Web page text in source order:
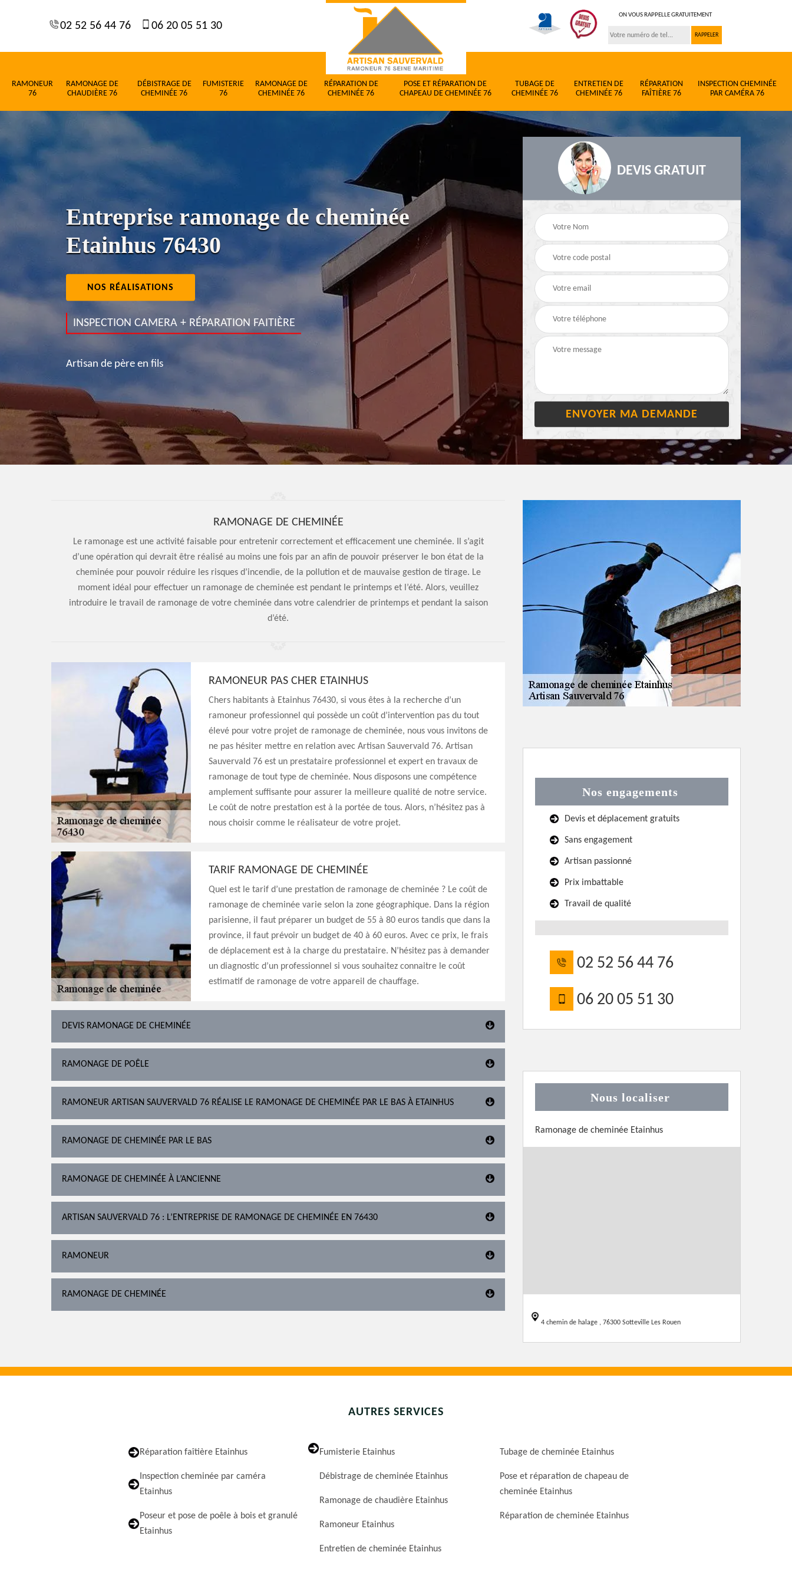
02 52 56 44 76 06 20 05 51 30
ON VOUS RAPPELLE GRATUITEMENT
RAMONEUR
76
RAMONAGE DE
CHAUDIÈRE 76
DÉBISTRAGE DE
CHEMINÉE 76
FUMISTERIE
76
RAMONAGE DE
CHEMINÉE 76
RÉPARATION DE
CHEMINÉE 76
POSE ET RÉPARATION DE
CHAPEAU DE CHEMINÉE 76
TUBAGE DE
CHEMINÉE 76
ENTRETIEN DE
CHEMINÉE 76
RÉPARATION
FAÎTIÈRE 76
INSPECTION CHEMINÉE
PAR CAMÉRA 76
Entreprise ramonage de cheminée
Etainhus 76430
NOS RÉALISATIONS
INSPECTION CAMERA + RÉPARATION FAITIÈRE
Artisan de père en fils
DEVIS GRATUIT
RAMONAGE DE CHEMINÉE
Le ramonage est une activité faisable pour entretenir correctement et efficacement une cheminée. Il s’agit
d’une opération qui devrait être réalisé au moins une fois par an afin de pouvoir préserver le bon état de la
cheminée pour pouvoir réduire les risques d’incendie, de la pollution et de mauvaise gestion de tirage. Le
moment idéal pour effectuer un ramonage de cheminée est pendant le printemps et l’été. Alors, veuillez
introduire le travail de ramonage de votre cheminée dans votre calendrier de printemps et pendant la saison
d’été.
RAMONEUR PAS CHER ETAINHUS
Chers habitants à Etainhus 76430, si vous êtes à la recherche d’un
ramoneur professionnel qui possède un coût d’intervention pas du tout
élevé pour votre projet de ramonage de cheminée, nous vous invitons de
ne pas hésiter mettre en relation avec Artisan Sauvervald 76. Artisan
Sauvervald 76 est un prestataire professionnel et expert en travaux de
ramonage de tout type de cheminée. Nous disposons une compétence
amplement suffisante pour assurer la meilleure qualité de notre service.
Le coût de notre prestation est à la portée de tous. Alors, n’hésitez pas à
nous choisir comme le réalisateur de votre projet.
TARIF RAMONAGE DE CHEMINÉE
Quel est le tarif d’une prestation de ramonage de cheminée ? Le coût de
ramonage de cheminée varie selon la zone géographique. Dans la région
parisienne, il faut préparer un budget de 55 à 80 euros tandis que dans la
province, il faut prévoir un budget de 40 à 60 euros. Avec ce prix, le frais
de déplacement est à la charge du prestataire. N’hésitez pas à demander
un diagnostic d’un professionnel si vous souhaitez connaitre le coût
estimatif de ramonage de votre appareil de chauffage.
DEVIS RAMONAGE DE CHEMINÉE
RAMONAGE DE POÊLE
RAMONEUR ARTISAN SAUVERVALD 76 RÉALISE LE RAMONAGE DE CHEMINÉE PAR LE BAS À ETAINHUS
RAMONAGE DE CHEMINÉE PAR LE BAS
RAMONAGE DE CHEMINÉE À L’ANCIENNE
ARTISAN SAUVERVALD 76 : L’ENTREPRISE DE RAMONAGE DE CHEMINÉE EN 76430
RAMONEUR
RAMONAGE DE CHEMINÉE
Nos engagements
Devis et déplacement gratuits
Sans engagement
Artisan passionné
Prix imbattable
Travail de qualité
02 52 56 44 76
06 20 05 51 30
Nous localiser
Ramonage de cheminée Etainhus
4 chemin de halage , 76300 Sotteville Les Rouen
AUTRES SERVICES
Réparation faîtière Etainhus
Inspection cheminée par caméra
Etainhus
Poseur et pose de poêle à bois et granulé
Etainhus
Fumisterie Etainhus
Débistrage de cheminée Etainhus
Ramonage de chaudière Etainhus
Ramoneur Etainhus
Entretien de cheminée Etainhus
Tubage de cheminée Etainhus
Pose et réparation de chapeau de
cheminée Etainhus
Réparation de cheminée Etainhus